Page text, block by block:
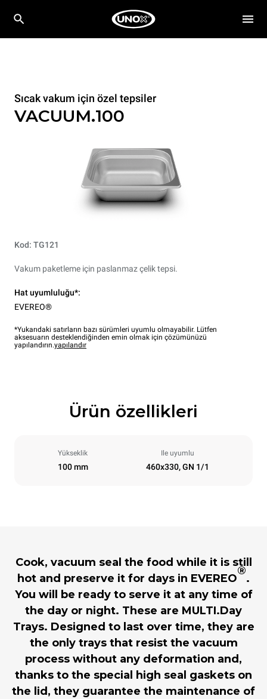
Sıcak vakum için özel tepsiler
VACUUM.100
Kod: TG121
Vakum paketleme için paslanmaz çelik tepsi.
Hat uyumluluğu*:
EVEREO®
*Yukarıdaki satırların bazı sürümleri uyumlu olmayabilir. Lütfen
aksesuarın desteklendiğinden emin olmak için çözümünüzü
yapılandırın.yapılandır
Ürün özellikleri
Yükseklik
100 mm
Ile uyumlu
460x330, GN 1/1
Cook, vacuum seal the food while it is still
hot and preserve it for days in EVEREO
®
.
You will be ready to serve it at any time of
the day or night. These are MULTI.Day
Trays. Designed to last over time, they are
the only trays that resist the vacuum
process without any deformation and,
thanks to the special high seal gaskets on
the lid, they guarantee the maintenance of